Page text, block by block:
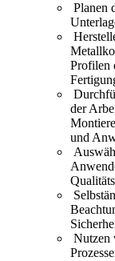
Planen
Profilen
der
und
Nutzen